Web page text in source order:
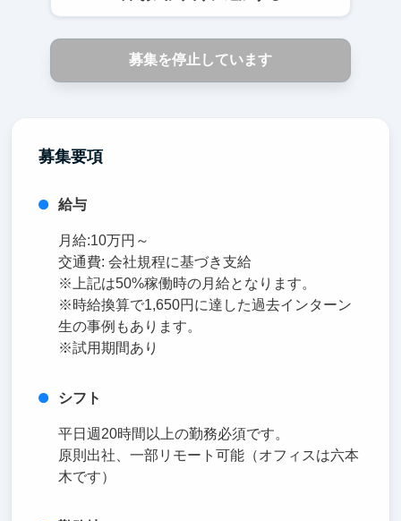
募集を停止しています
募集要項
給与
月給:10万円～
交通費: 会社規程に基づき支給
※上記は50%稼働時の月給となります。
※時給換算で1,650円に達した過去インターン
生の事例もあります。
※試用期間あり
シフト
平日週20時間以上の勤務必須です。
原則出社、一部リモート可能（オフィスは六本
木です）